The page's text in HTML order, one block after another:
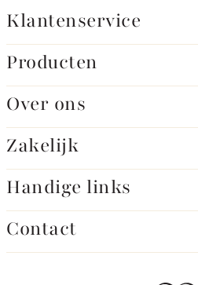
Klantenservice
Producten
Over ons
Zakelijk
Handige links
Contact